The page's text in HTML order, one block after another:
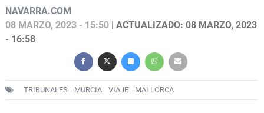
NAVARRA.COM
08 MARZO, 2023 - 15:50 | ACTUALIZADO: 08 MARZO, 2023
- 16:58
TRIBUNALES MURCIA VIAJE MALLORCA